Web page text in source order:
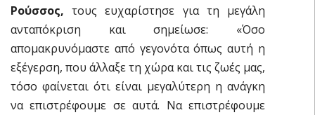
Ρούσσος,τους ευχαρίστησε για τη μεγάλη
ανταπόκριση και σημείωσε: «Όσο
απομακρυνόμαστε από γεγονότα όπως αυτή η
εξέγερση, που άλλαξε τη χώρα και τις ζωές μας,
τόσο φαίνεται ότι είναι μεγαλύτερη η ανάγκη
να επιστρέφουμε σε αυτά. Να επιστρέφουμε